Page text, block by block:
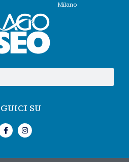
Milano
SU